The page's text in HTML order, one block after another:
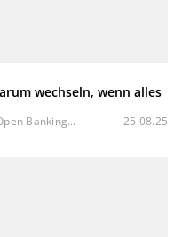
wechseln, wenn alles
Banking... 25.08.25